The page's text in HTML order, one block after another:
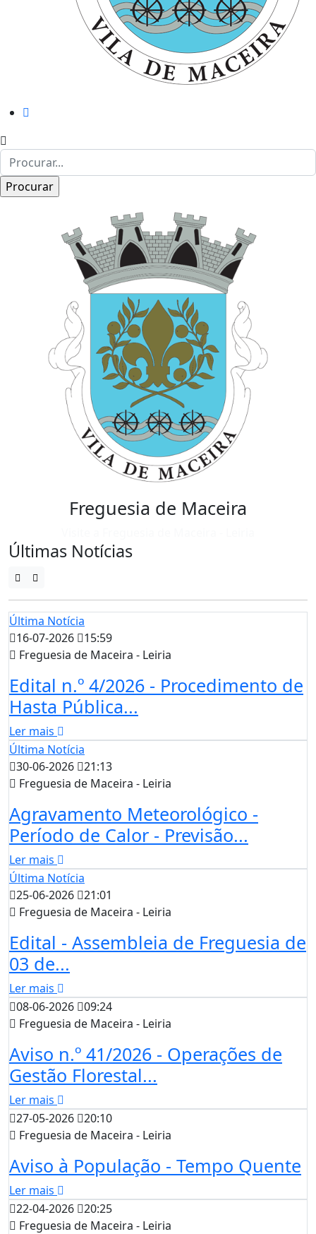
Freguesia de Maceira
Últimas Notícias
Última Notícia
16-07-2026
15:59
Freguesia de Maceira - Leiria
Edital n.º 4/2026 - Procedimento de
Hasta Pública...
Ler mais
Última Notícia
30-06-2026
21:13
Freguesia de Maceira - Leiria
Agravamento Meteorológico -
Período de Calor - Previsão...
Ler mais
Última Notícia
25-06-2026
21:01
Freguesia de Maceira - Leiria
Edital - Assembleia de Freguesia de
03 de...
Ler mais
08-06-2026
09:24
Freguesia de Maceira - Leiria
Aviso n.º 41/2026 - Operações de
Gestão Florestal...
Ler mais
27-05-2026
20:10
Freguesia de Maceira - Leiria
Aviso à População - Tempo Quente
Ler mais
22-04-2026
20:25
Freguesia de Maceira - Leiria